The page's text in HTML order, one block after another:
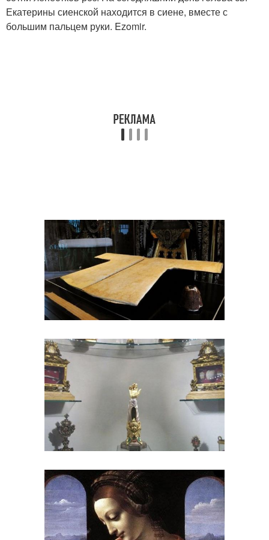
Екатерины сиенской находится в сиене, вместе с
большим пальцем руки. Ezomir.